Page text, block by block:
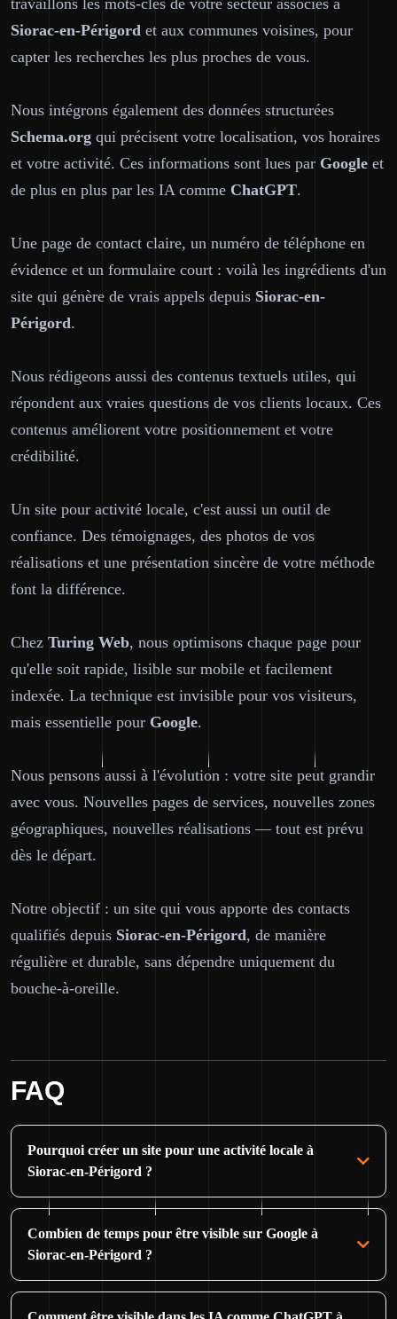
travaillons les mots-clés de votre secteur associés à
Siorac-en-Périgord et aux communes voisines, pour
capter les recherches les plus proches de vous.
Nous intégrons également des données structurées
Schema.org qui précisent votre localisation, vos horaires
et votre activité. Ces informations sont lues par Google et
de plus en plus par les IA comme ChatGPT.
Une page de contact claire, un numéro de téléphone en
évidence et un formulaire court : voilà les ingrédients d'un
site qui génère de vrais appels depuis Siorac-en-
Périgord.
Nous rédigeons aussi des contenus textuels utiles, qui
répondent aux vraies questions de vos clients locaux. Ces
contenus améliorent votre positionnement et votre
crédibilité.
Un site pour activité locale, c'est aussi un outil de
confiance. Des témoignages, des photos de vos
réalisations et une présentation sincère de votre méthode
font la différence.
Chez Turing Web, nous optimisons chaque page pour
qu'elle soit rapide, lisible sur mobile et facilement
indexée. La technique est invisible pour vos visiteurs,
mais essentielle pour Google.
Nous pensons aussi à l'évolution : votre site peut grandir
avec vous. Nouvelles pages de services, nouvelles zones
géographiques, nouvelles réalisations — tout est prévu
dès le départ.
Notre objectif : un site qui vous apporte des contacts
qualifiés depuis Siorac-en-Périgord, de manière
régulière et durable, sans dépendre uniquement du
bouche-à-oreille.
FAQ
Pourquoi créer un site pour une activité locale à
Siorac-en-Périgord ?
Combien de temps pour être visible sur Google à
Siorac-en-Périgord ?